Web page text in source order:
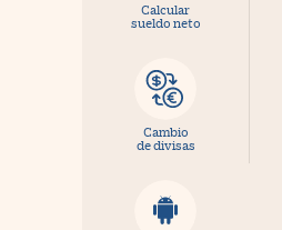
Calcular
sueldo neto
Cambio
de divisas